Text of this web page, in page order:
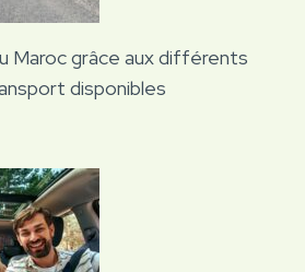
Maroc grâce aux différents
disponibles